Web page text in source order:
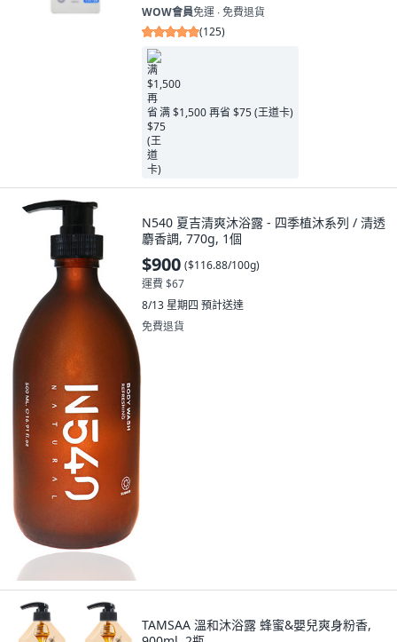
WOW會員免運 ∙ 免費退貨
(125)
满 $1,500 再省 $75 (王道卡)
N540 夏吉清爽沐浴露 - 四季植沐系列 / 清透
麝香調, 770g, 1個
$900 ($116.88/100g)
運費 $67
8/13 星期四 預計送達
免費退貨
TAMSAA 溫和沐浴露 蜂蜜&嬰兒爽身粉香,